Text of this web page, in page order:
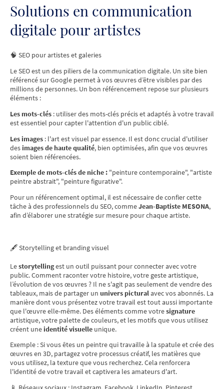
Solutions en communication
digitale pour artistes
🧠 SEO pour artistes et galeries
Le SEO est un des piliers de la communication digitale. Un site bien
référencé sur Google permet à vos œuvres d’être visibles par des
millions de personnes. Un bon référencement repose sur plusieurs
éléments :
Les mots-clés : utiliser des mots-clés précis et adaptés à votre travail
est essentiel pour capter l'attention d'un public ciblé.
Les images : l'art est visuel par essence. Il est donc crucial d'utiliser
desimages de haute qualité, bien optimisées, afin que vos œuvres
soient bien référencées.
Exemple de mots-clés de niche : "peinture contemporaine", "artiste
peintre abstrait", "peinture figurative".
Pour un référencement optimal, il est nécessaire de confier cette
tâche à des professionnels du SEO, commeJean-Baptiste MESONA,
afin d’élaborer une stratégie sur mesure pour chaque artiste.
🖋️ Storytelling et branding visuel
Lestorytellingest un outil puissant pour connecter avec votre
public. Comment raconter votre histoire, votre geste artistique,
l’évolution de vos œuvres ? Il ne s'agit pas seulement de vendre des
tableaux, mais de partager un univers pictural avec vos abonnés. La
manière dont vous présentez votre travail est tout aussi importante
que l'œuvre elle-même. Des éléments comme votresignature
artistique, votre palette de couleurs, et les motifs que vous utilisez
créent uneidentité visuelle unique.
Exemple : Si vous êtes un peintre qui travaille à la spatule et crée des
œuvres en 3D, partagez votre processus créatif, les matières que
vous utilisez, la texture que vous recherchez. Cela renforcera
l'identité de votre travail et captivera les amateurs d'art.